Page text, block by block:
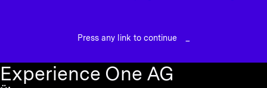
Press any link to continue
Experience One AG